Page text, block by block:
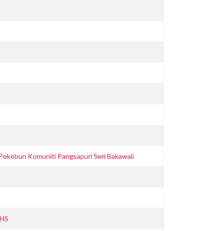
Komuniti Pangsapuri Seri Bakawali